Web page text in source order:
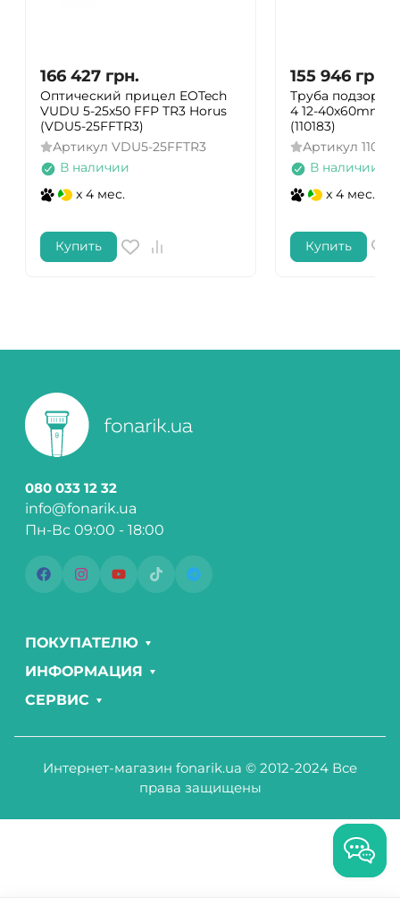
166 427 грн.
Оптический прицел EOTech
VUDU 5-25x50 FFP TR3 Horus
(VDU5-25FFTR3)
Артикул VDU5-25FFTR3
В наличии
x 4 мес.
Купить
155 946 грн.
Труба
4 12-40x60mm
(110183)
Артикул 110183
В наличии
x 4 мес.
Купить
080 033 12 32
info@fonarik.ua
Пн-Вс 09:00 - 18:00
ПОКУПАТЕЛЮ
ИНФОРМАЦИЯ
СЕРВИС
Интернет-магазин fonarik.ua © 2012-2024 Все
права защищены